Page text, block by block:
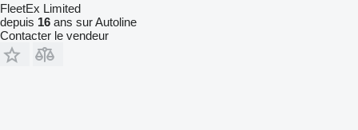
FleetEx Limited
depuis 16 ans sur Autoline
Contacter le vendeur